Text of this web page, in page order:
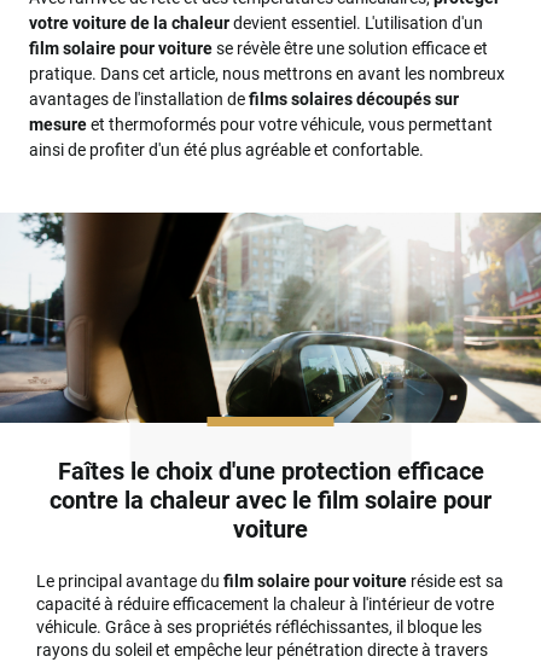
votre voiture de la chaleurdevient essentiel. L'utilisation d'un
film solaire pour voiturese révèle être une solution efficace et
pratique. Dans cet article, nous mettrons en avant les nombreux
avantages de l'installation defilms solaires découpés sur
mesureet thermoformés pour votre véhicule, vous permettant
ainsi de profiter d'un été plus agréable et confortable.
Faîtes le choix d'une protection efficace
contre la chaleur avec le film solaire pour
voiture
Le principal avantage dufilm solaire pour voiture réside est sa
capacité à réduire efficacement la chaleur à l'intérieur de votre
véhicule. Grâce à ses propriétés réfléchissantes, il bloque les
rayons du soleil et empêche leur pénétration directe à travers